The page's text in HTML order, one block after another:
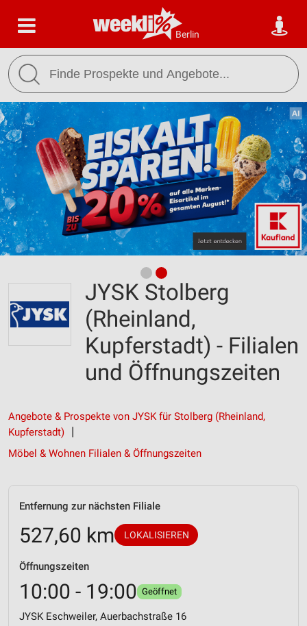
Berlin
JYSK Stolberg
(Rheinland,
Kupferstadt) - Filialen
und Öffnungszeiten
Angebote & Prospekte von JYSK für Stolberg (Rheinland,
Kupferstadt)
Möbel & Wohnen Filialen & Öffnungszeiten
Entfernung zur nächsten Filiale
527,60 km LOKALISIEREN
Öffnungszeiten
10:00 - 19:00 Geöffnet
JYSK Eschweiler, Auerbachstraße 16